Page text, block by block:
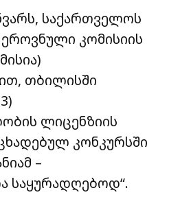
საქართველოს
ეროვნული კომისიის
თბილისში
ლიცენზიის
კონკურსში
–
საყურადღებოდ“.